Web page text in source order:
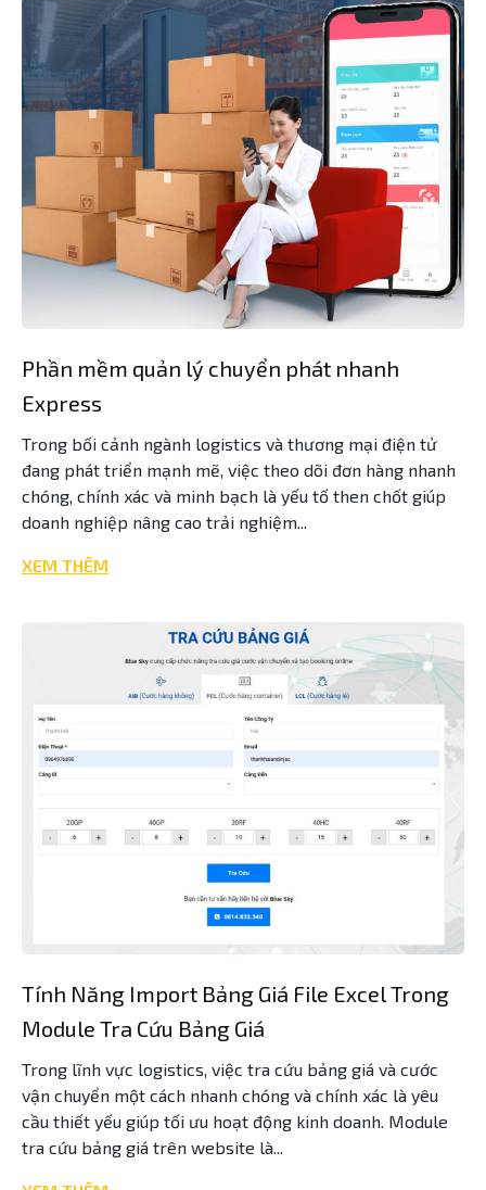
Phần mềm quản lý chuyển phát nhanh
Express
Trong bối cảnh ngành logistics và thương mại điện tử
đang phát triển mạnh mẽ, việc theo dõi đơn hàng nhanh
chóng, chính xác và minh bạch là yếu tố then chốt giúp
doanh nghiệp nâng cao trải nghiệm...
XEM THÊM
Tính Năng Import Bảng Giá File Excel Trong
Module Tra Cứu Bảng Giá
Trong lĩnh vực logistics, việc tra cứu bảng giá và cước
vận chuyển một cách nhanh chóng và chính xác là yêu
cầu thiết yếu giúp tối ưu hoạt động kinh doanh. Module
tra cứu bảng giá trên website là...